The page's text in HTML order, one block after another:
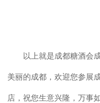
以上就是成都糖酒会
美丽的成都，欢迎您参展
店，祝您生意兴隆，万事